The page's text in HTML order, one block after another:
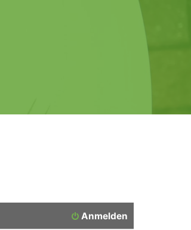
Anmelden